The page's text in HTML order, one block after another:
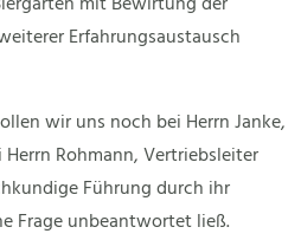
Erfahrungsaustausch
wir uns noch bei Herrn Janke,
Rohmann, Vertriebsleiter
Führung durch ihr
Frage unbeantwortet ließ.